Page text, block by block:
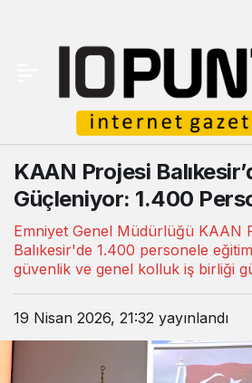
KAAN Projesi
Güçleniyor: 1.400
Emniyet Genel Müdürlüğü KAAN
Balıkesir'de 1.400 personele
güvenlik ve genel kolluk iş birliği
19 Nisan 2026, 21:32 yayınlandı